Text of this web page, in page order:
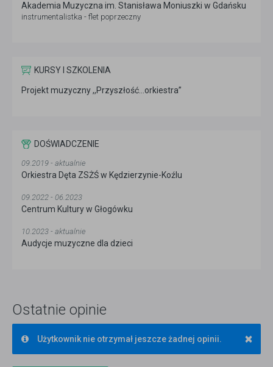
Akademia Muzyczna im. Stanisława Moniuszki w Gdańsku
instrumentalistka - flet poprzeczny
KURSY I SZKOLENIA
Projekt muzyczny ,,Przyszłość…orkiestra”
DOŚWIADCZENIE
09.2019 - aktualnie
Orkiestra Dęta ZSŻŚ w Kędzierzynie-Koźlu
09.2022 - 06.2023
Centrum Kultury w Głogówku
10.2023 - aktualnie
Audycje muzyczne dla dzieci
Ostatnie opinie
×
Użytkownik nie otrzymał jeszcze żadnej opinii.